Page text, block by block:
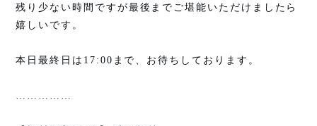
残り少ない時間ですが最後までご堪能いただけましたら
嬉しいです。
本日最終日は 17:00 まで、お待ちしております。
……………